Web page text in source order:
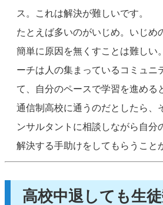
ス。これは解決が難しいです。
たとえば多いのがいじめ。いじめ
簡単に原因を無くすことは難しい
ーチは人の集まっているコミュニ
て、自分のペースで学習を進める
通信制高校に通うのだとしたら、
ンサルタントに相談しながら自分
解決する手助けをしてもらうこと
高校中退しても生